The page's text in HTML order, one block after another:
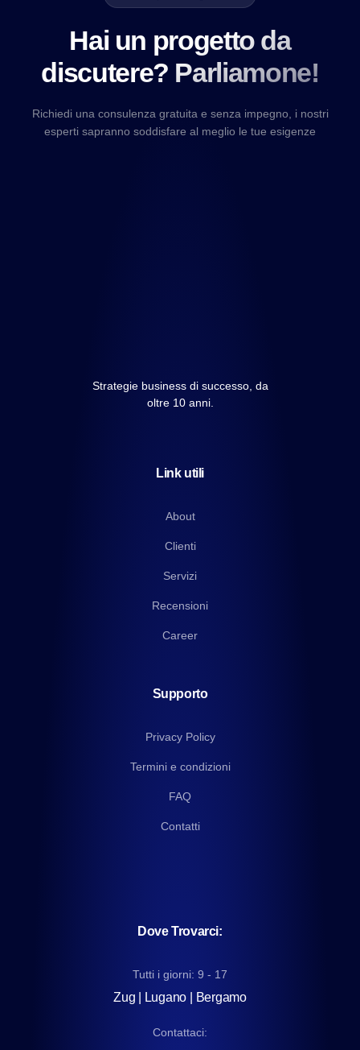
Hai un progetto da
discutere? Parliamone!
Richiedi una consulenza gratuita e senza impegno, i nostri
esperti sapranno soddisfare al meglio le tue esigenze
Strategie business di successo, da
oltre 10 anni.
Link utili
About
Clienti
Servizi
Recensioni
Career
Supporto
Privacy Policy
Termini e condizioni
FAQ
Contatti
Dove Trovarci:
Tutti i giorni: 9 - 17
Zug | Lugano | Bergamo
Contattaci: